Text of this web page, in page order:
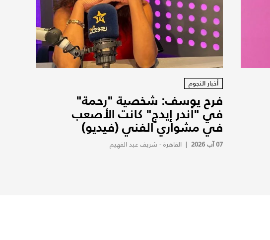
أخبار النجوم
فرح يوسف: شخصية "رحمة"
في "أندر إيدج" كانت الأصعب
في مشواري الفني (فيديو)
07 آب 2026 |القاهرة - شريف عبد الفهيم